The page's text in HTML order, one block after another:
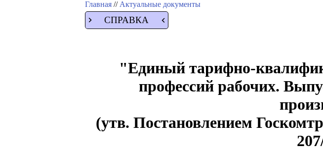
Главная // Актуальные документы
СПРАВКА
"Единый тарифно-
профессий рабочих.
(утв. Постановлением